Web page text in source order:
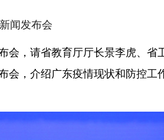
闻发布会
，请省教育厅厅长景李虎、省
会，介绍广东疫情现状和防控